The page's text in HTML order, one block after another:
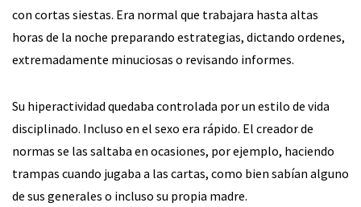
con cortas siestas. Era normal que trabajara hasta altas
horas de la noche preparando estrategias, dictando ordenes,
extremadamente minuciosas o revisando informes.
Su hiperactividad quedaba controlada por un estilo de vida
disciplinado. Incluso en el sexo era rápido. El creador de
normas se las saltaba en ocasiones, por ejemplo, haciendo
trampas cuando jugaba a las cartas, como bien sabían alguno
de sus generales o incluso su propia madre.